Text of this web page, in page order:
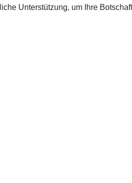
Unterstützung, um Ihre